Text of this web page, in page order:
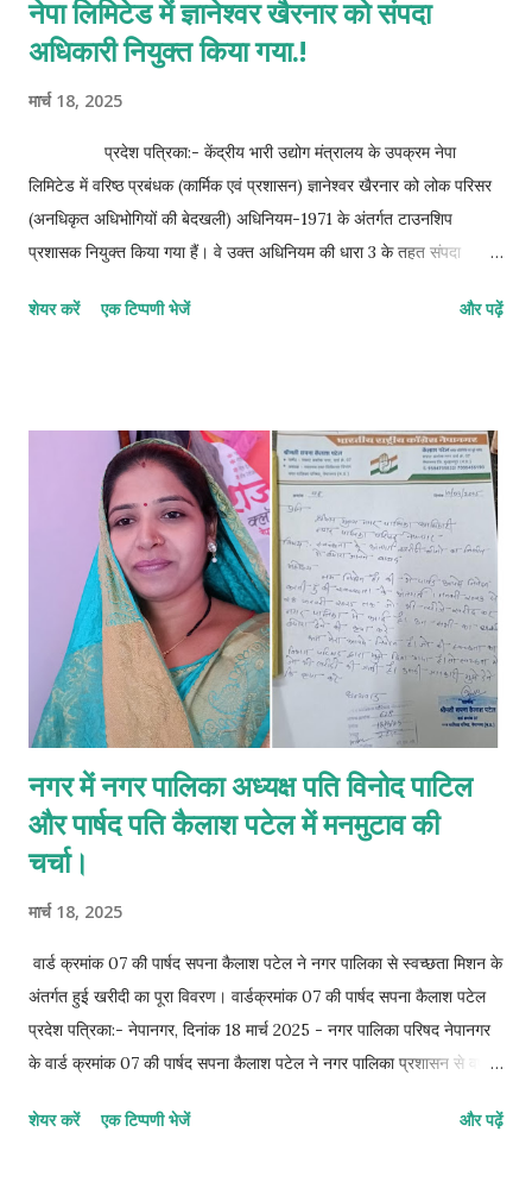
नेपा लिमिटेड में ज्ञानेश्वर खैरनार को संपदा
अधिकारी नियुक्त किया गया.!
मार्च 18, 2025
प्रदेश पत्रिका:- केंद्रीय भारी उद्योग मंत्रालय के उपक्रम नेपा
लिमिटेड में वरिष्ठ प्रबंधक (कार्मिक एवं प्रशासन) ज्ञानेश्वर खैरनार को लोक परिसर
(अनधिकृत अधिभोगियों की बेदखली) अधिनियम-1971 के अंतर्गत टाउनशिप
प्रशासक नियुक्त किया गया हैं। वे उक्त अधिनियम की धारा 3 के तहत संपदा
एक वर्ष से यह पद रिक्त था। इस नियुक्ति के साथ, ज्ञानेश्वर खैरनार लोक परिसर
शेयर करें एक टिप्पणी भेजें और पढ़ें
नगर में नगर पालिका अध्यक्ष पति विनोद पाटिल
और पार्षद पति कैलाश पटेल में मनमुटाव की
चर्चा।
मार्च 18, 2025
वार्ड क्रमांक 07 की पार्षद सपना कैलाश पटेल ने नगर पालिका से स्वच्छता मिशन के
अंतर्गत हुई खरीदी का पूरा विवरण। वार्डक्रमांक 07 की पार्षद सपना कैलाश पटेल
प्रदेश पत्रिका:- नेपानगर, दिनांक 18 मार्च 2025 - नगर पालिका परिषद नेपानगर
के वार्ड क्रमांक 07 की पार्षद सपना कैलाश पटेल ने नगर पालिका प्रशासन से वर्ष
ब्यौरा देने की मांग की है। नगर पालिका द्वारा स्वच्छता अभियान के तहत हर साल
शेयर करें एक टिप्पणी भेजें और पढ़ें